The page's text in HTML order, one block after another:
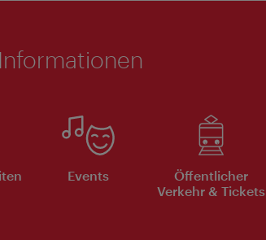
Events
Öffentlicher
Verkehr & Tickets